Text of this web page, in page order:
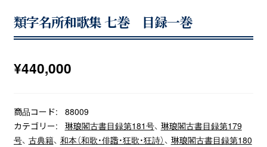
類字名所和歌集 七巻 目録一巻
¥440,000
商品コード:
88009
カテゴリー:
琳琅閣古書目録第181号、 琳琅閣古書目録第179
号、 古典籍、 和本（和歌・俳諧・狂歌・狂詩） 、 琳琅閣古書目録第180